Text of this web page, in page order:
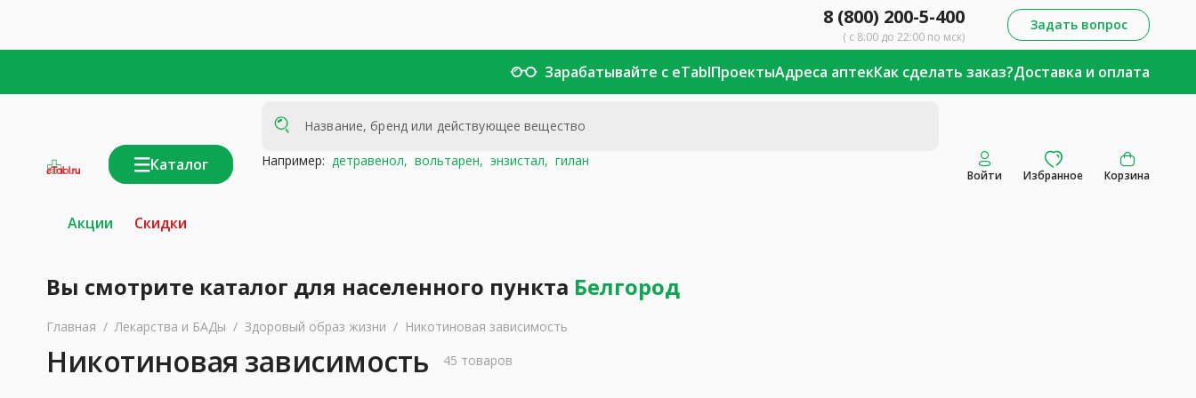
8 (800) 200-5-400
( с 8:00 до 22:00 по мск)
Задать вопрос
Зарабатывайте с eTablПроектыАдреса аптекКак сделать заказ?Доставка и оплата
Каталог Например: детравенол, вольтарен, энзистал, гилан
Войти Избранное Корзина
Акции Скидки
Вы смотрите каталог для населенного пункта Белгород
Главная / Лекарства и БАДы / Здоровый образ жизни / Никотиновая зависимость
Никотиновая зависимость 45 товаров